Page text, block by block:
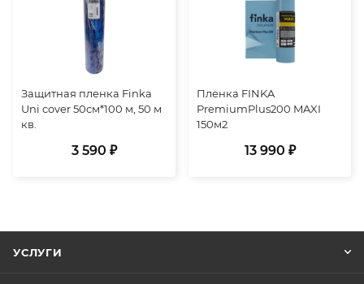
Защитная пленка Finka
Uni cover 50cм*100 м, 50 м
кв.
3 590 ₽
Пленка FINKA
PremiumPlus200 MAXI
150м2
13 990 ₽
УСЛУГИ